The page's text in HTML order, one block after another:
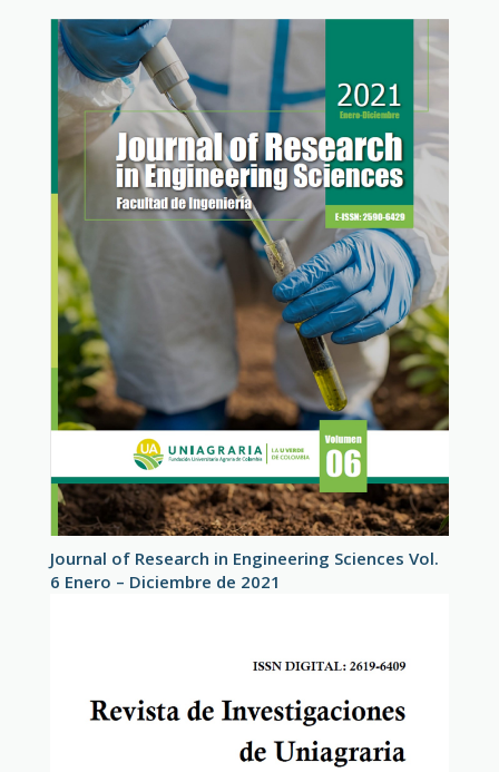
Journal of Research in Engineering Sciences Vol.
6 Enero – Diciembre de 2021